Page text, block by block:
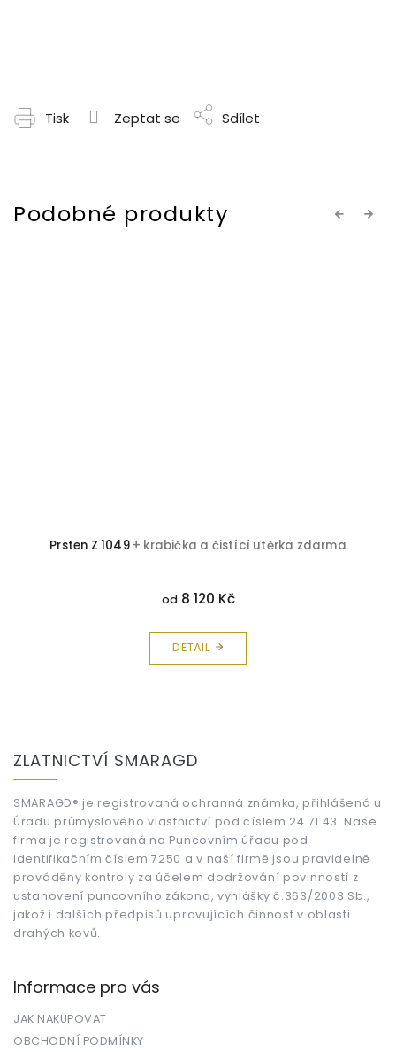
Tisk Zeptat se Sdílet
Previous
Prsten Z 1049 + krabička a čistící utěrka zdarma
od8 120 Kč
DETAIL
Next
ZLATNICTVÍ SMARAGD
SMARAGD® je registrovaná ochranná známka, přihlášená u
Úřadu průmyslového vlastnictví pod číslem 24 71 43. Naše
firma je registrovaná na Puncovním úřadu pod
identifikačním číslem 7250 a v naší firmě jsou pravidelně
prováděny kontroly za účelem dodržování povinností z
ustanovení puncovního zákona, vyhlášky č.363/2003 Sb.,
jakož i dalších předpisů upravujících činnost v oblasti
drahých kovů.
Informace pro vás
JAK NAKUPOVAT
OBCHODNÍ PODMÍNKY